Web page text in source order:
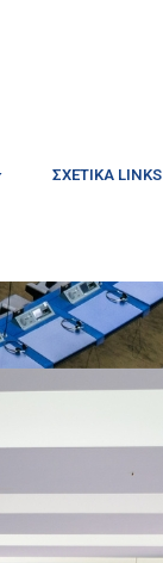
ΣΧΕΤΙΚΆ LINKS